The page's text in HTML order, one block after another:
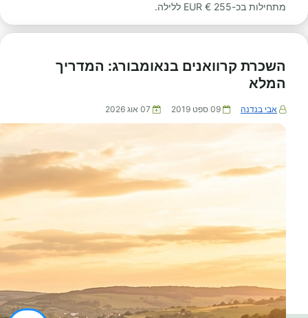
מתחילות בכ-255 € EUR ללילה.
השכרת קרוואנים בנאומבורג: המדריך
המלא
אבי בנדנה 09 ספט 2019 07 אוג 2026